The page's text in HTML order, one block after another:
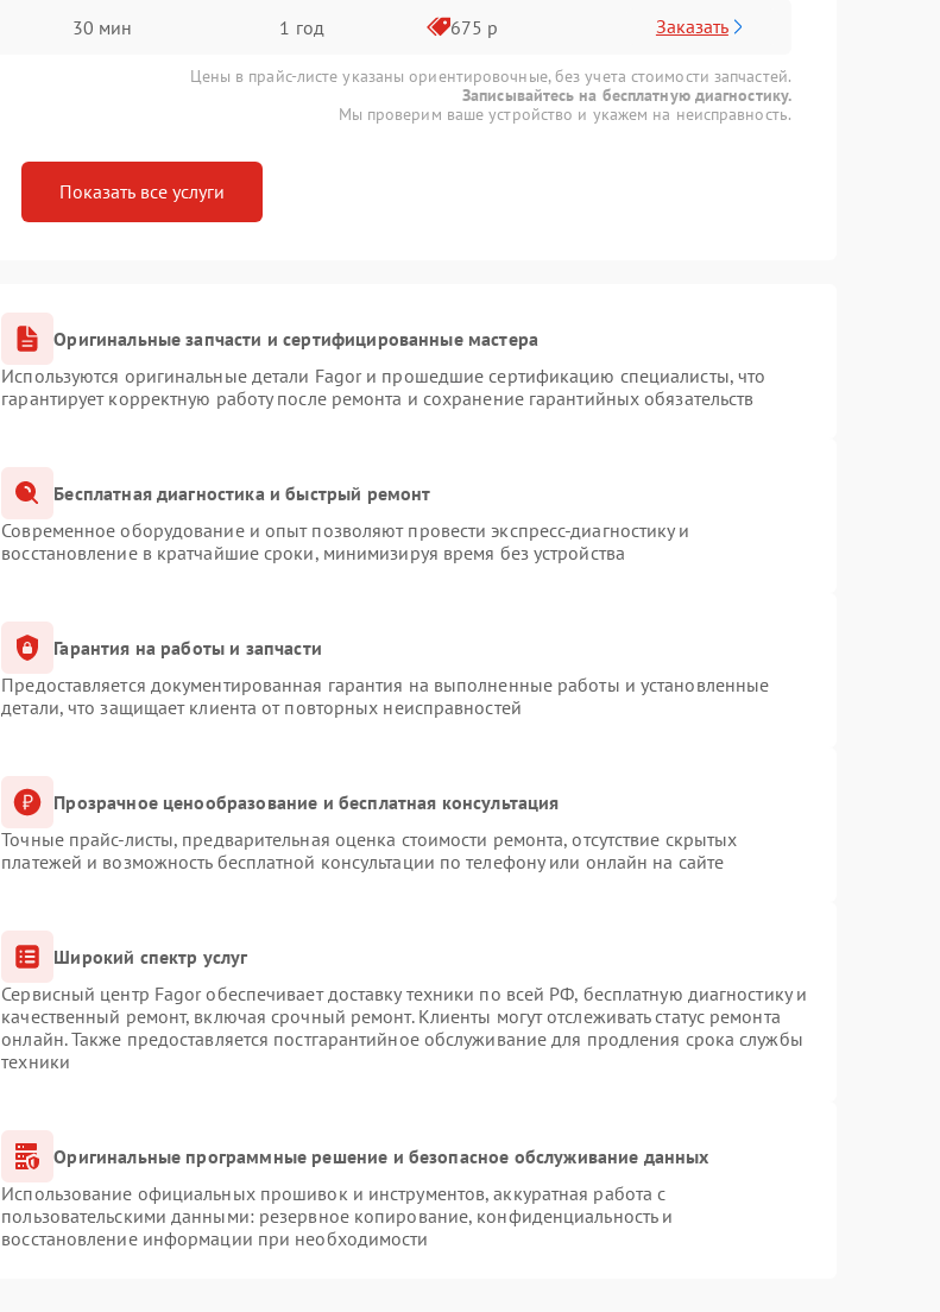
30 мин 1 год 675 р Заказать
Цены в прайс-листе указаны ориентировочные, без учета стоимости запчастей.
Записывайтесь на бесплатную диагностику.
Мы проверим ваше устройство и укажем на неисправность.
Показать все услуги
Оригинальные запчасти и сертифицированные мастера
Используются оригинальные детали Fagor и прошедшие сертификацию специалисты, что
гарантирует корректную работу после ремонта и сохранение гарантийных обязательств
Бесплатная диагностика и быстрый ремонт
Современное оборудование и опыт позволяют провести экспресс-диагностику и
восстановление в кратчайшие сроки, минимизируя время без устройства
Гарантия на работы и запчасти
Предоставляется документированная гарантия на выполненные работы и установленные
детали, что защищает клиента от повторных неисправностей
Прозрачное ценообразование и бесплатная консультация
Точные прайс-листы, предварительная оценка стоимости ремонта, отсутствие скрытых
платежей и возможность бесплатной консультации по телефону или онлайн на сайте
Широкий спектр услуг
Сервисный центр Fagor обеспечивает доставку техники по всей РФ, бесплатную диагностику и
качественный ремонт, включая срочный ремонт. Клиенты могут отслеживать статус ремонта
онлайн. Также предоставляется постгарантийное обслуживание для продления срока службы
техники
Оригинальные программные решение и безопасное обслуживание данных
Использование официальных прошивок и инструментов, аккуратная работа с
пользовательскими данными: резервное копирование, конфиденциальность и
восстановление информации при необходимости